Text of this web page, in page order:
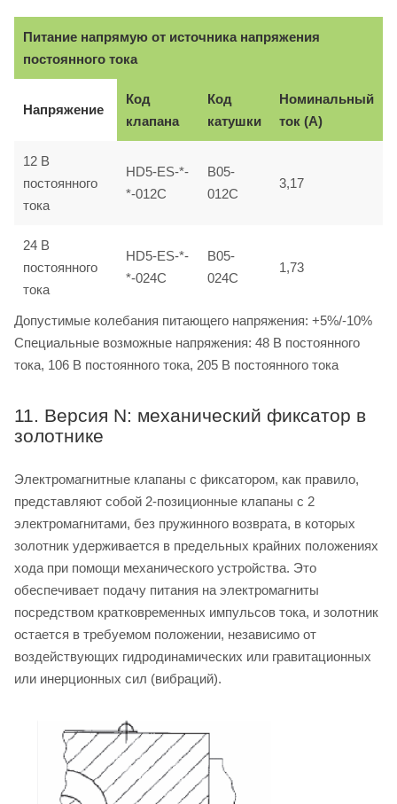
Питание напрямую от источника напряжения
постоянного тока
Напряжение
Код
клапана
Код
катушки
Номинальный
ток (A)
12 B
постоянного
тока
HD5-ES-*-
*-012C
B05-
012C
3,17
24 B
постоянного
тока
HD5-ES-*-
*-024C
B05-
024C
1,73
Допустимые колебания питающего напряжения: +5%/-10%
Специальные возможные напряжения: 48 B постоянного
тока, 106 B постоянного тока, 205 B постоянного тока
11. Версия N: механический фиксатор в
золотнике
Электромагнитные клапаны с фиксатором, как правило,
представляют собой 2-позиционные клапаны с 2
электромагнитами, без пружинного возврата, в которых
золотник удерживается в предельных крайних положениях
хода при помощи механического устройства. Это
обеспечивает подачу питания на электромагниты
посредством кратковременных импульсов тока, и золотник
остается в требуемом положении, независимо от
воздействующих гидродинамических или гравитационных
или инерционных сил (вибраций).